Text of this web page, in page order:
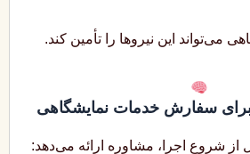
این نیروها را تأمین کند.
سفارش خدمات نمایشگاهی
شروع اجرا، مشاوره ارائه می‌دهد: